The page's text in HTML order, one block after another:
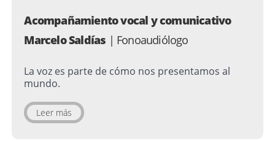
Acompañamiento vocal y comunicativo
Marcelo Saldías | Fonoaudiólogo
La voz es parte de cómo nos presentamos al
mundo.
Leer más